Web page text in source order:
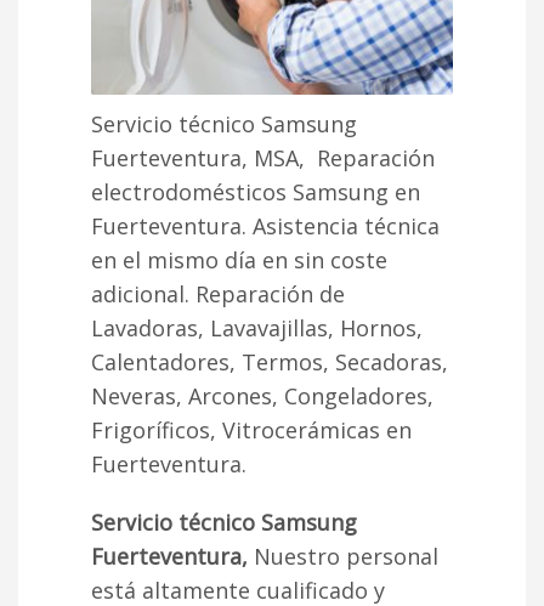
Servicio técnico Samsung
Fuerteventura, MSA, Reparación
electrodomésticos Samsung en
Fuerteventura. Asistencia técnica
en el mismo día en sin coste
adicional. Reparación de
Lavadoras, Lavavajillas, Hornos,
Calentadores, Termos, Secadoras,
Neveras, Arcones, Congeladores,
Frigoríficos, Vitrocerámicas en
Fuerteventura.
Servicio técnico Samsung
Fuerteventura, Nuestro personal
está altamente cualificado y